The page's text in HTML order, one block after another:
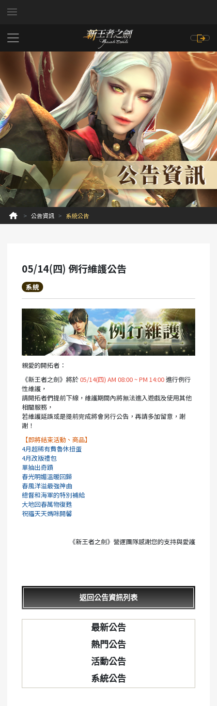
公告資訊 系統公告
05/14(四) 例行維護公告
系統
親愛的開拓者：
《新王者之劍》將於05/14(四) AM 08:00 ~ PM 14:00進行例行
性維護，
請開拓者們提前下線，維護期間內將無法進入遊戲及使用其他
相關服務，
若維護延誤或是提前完成將會另行公告，再請多加留意，謝
謝！
【即將結束活動、商品】
4月超稀有費魯休扭蛋
4月改版禮包
單抽出奇蹟
春光明媚溫暖回歸
春風洋溢最強神曲
總督和海軍的特別補給
大地回春萬物復甦
祝福天天媽咪開馨
《新王者之劍》營運團隊感謝您的支持與愛護
返回公告資訊列表
最新公告
熱門公告
活動公告
系統公告